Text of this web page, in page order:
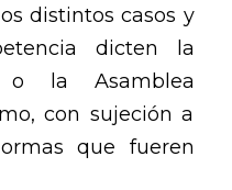
distintos casos y
dicten la
o la Asamblea
con sujeción a
que fueren